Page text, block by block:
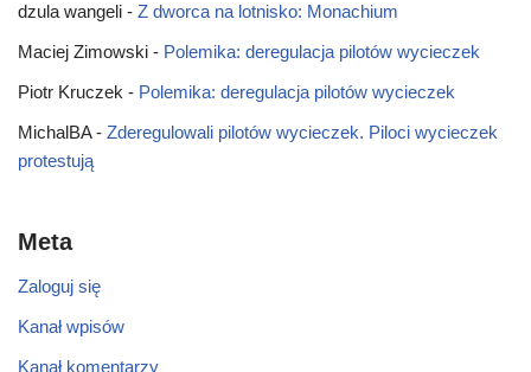
dzula wangeli - Z dworca na lotnisko: Monachium
Maciej Zimowski - Polemika: deregulacja pilotów wycieczek
Piotr Kruczek - Polemika: deregulacja pilotów wycieczek
MichalBA- Zderegulowali pilotów wycieczek. Piloci wycieczek
protestują
Meta
Zaloguj się
Kanał wpisów
Kanał komentarzy